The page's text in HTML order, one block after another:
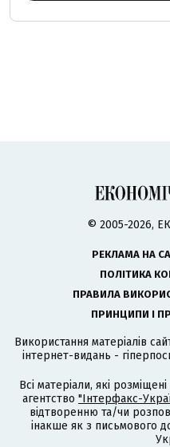
© 2005-2026,
РЕКЛАМА НА
ПОЛІТИКА
ПРАВИЛА
ПРИНЦИПИ І
Використання матеріалів
інтернет-видань -
Всі матеріали, які
агентство "Інтерфакс-
відтворенню та/чи
інакше як з письмового